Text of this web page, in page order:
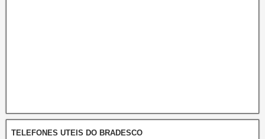
TELEFONES UTEIS DO BRADESCO